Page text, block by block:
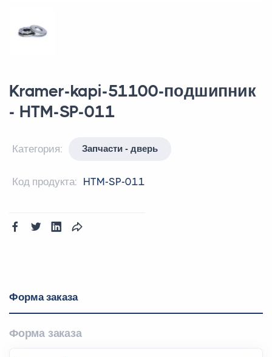
Kramer-kapi-51100-подшипник
- HTM-SP-011
Категория: Запчасти - дверь
Код продукта: HTM-SP-011
Форма заказа
Форма заказа